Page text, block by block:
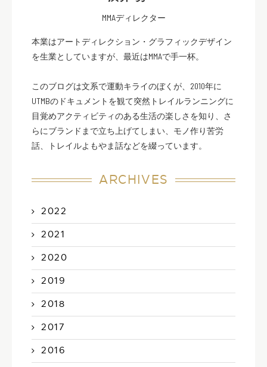
MMAディレクター
本業はアートディレクション・グラフィックデザイン
を生業としていますが、最近はMMAで手一杯。
このブログは文系で運動キライのぼくが、2010年に
UTMBのドキュメントを観て突然トレイルランニングに
目覚めアクティビティのある生活の楽しさを知り、さ
らにブランドまで立ち上げてしまい、モノ作り苦労
話、トレイルよもやま話などを綴っています。
ARCHIVES
2022
2021
2020
2019
2018
2017
2016